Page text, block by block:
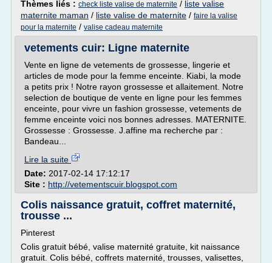
Thèmes liés : check liste valise de maternite / liste valise
maternite maman / liste valise de maternite / faire la valise
pour la maternite / valise cadeau maternite
vetements cuir: Ligne maternite
Vente en ligne de vetements de grossesse, lingerie et
articles de mode pour la femme enceinte. Kiabi, la mode
a petits prix ! Notre rayon grossesse et allaitement. Notre
selection de boutique de vente en ligne pour les femmes
enceinte, pour vivre un fashion grossesse, vetements de
femme enceinte voici nos bonnes adresses. MATERNITE.
Grossesse : Grossesse. J.affine ma recherche par :
Bandeau...
Lire la suite
Date: 2017-02-14 17:12:17
Site : http://vetementscuir.blogspot.com
Colis naissance gratuit, coffret maternité,
trousse ...
Pinterest
Colis gratuit bébé, valise maternité gratuite, kit naissance
gratuit. Colis bébé, coffrets maternité, trousses, valisettes,